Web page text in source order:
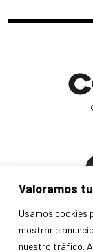
Valoramos
Usamos cookies
mostrarle
nuestro tráfico.